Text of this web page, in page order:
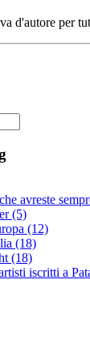
d'autore per
avreste
(5)
(12)
(18)
(18)
iscritti a